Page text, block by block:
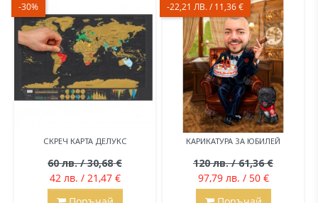
СКРЕЧ КАРТА ДЕЛУКС
60 лв. / 30,68 €
42 лв. / 21,47 €
-30%
КАРИКАТУРА ЗА ЮБИЛЕЙ
120 лв. / 61,36 €
97,79 лв. / 50 €
-22,21 ЛВ. / 11,36 €